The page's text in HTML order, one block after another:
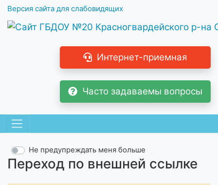
Версия сайта для слабовидящих
Интернет-приемная
Часто задаваемы вопросы
Переход по внешней ссылке
Не предупреждать меня больше